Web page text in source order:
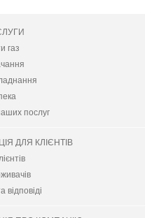
газ
послуг
ДЛЯ КЛІЄНТІВ
відповіді